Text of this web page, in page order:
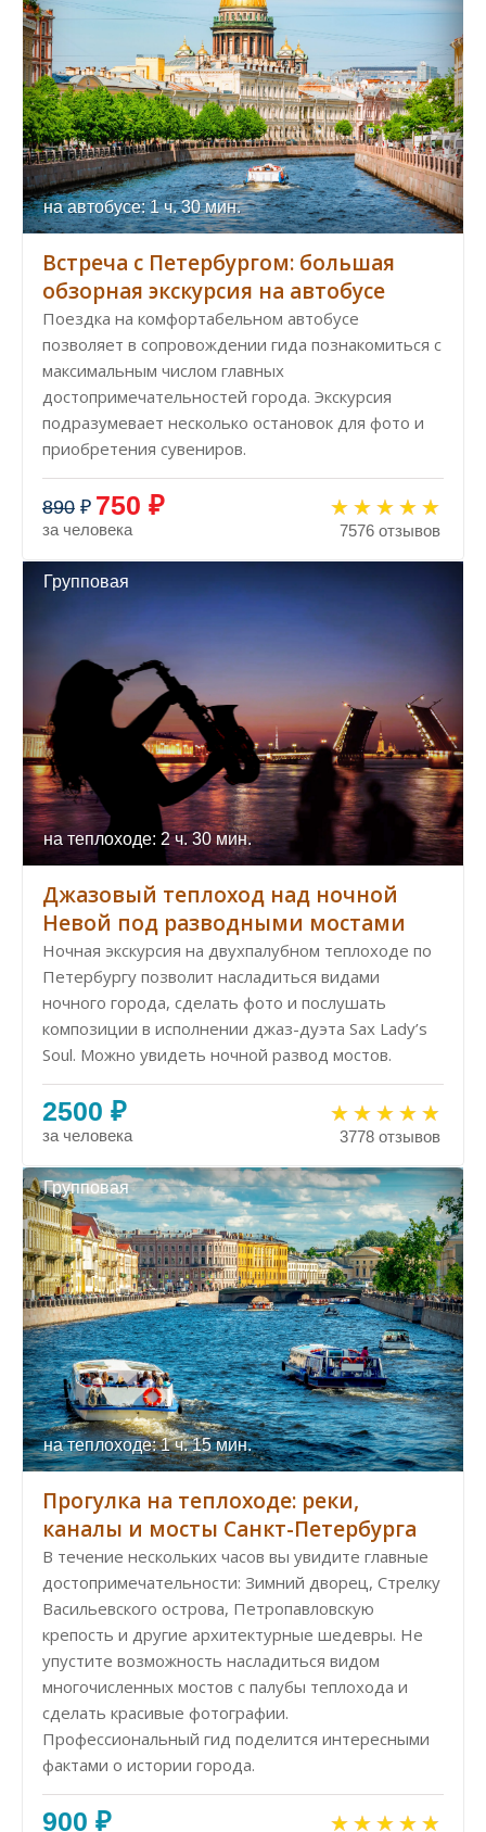
на автобусе: 1 ч. 30 мин.
Встреча с Петербургом: большая
обзорная экскурсия на автобусе
Поездка на комфортабельном автобусе
позволяет в сопровождении гида познакомиться с
максимальным числом главных
достопримечательностей города. Экскурсия
подразумевает несколько остановок для фото и
приобретения сувениров.
890 ₽ 750 ₽
за человека 7576 отзывов
Групповая
на теплоходе: 2 ч. 30 мин.
Джазовый теплоход над ночной
Невой под разводными мостами
Ночная экскурсия на двухпалубном теплоходе по
Петербургу позволит насладиться видами
ночного города, сделать фото и послушать
композиции в исполнении джаз-дуэта Sax Lady’s
Soul. Можно увидеть ночной развод мостов.
2500 ₽
за человека 3778 отзывов
Групповая
на теплоходе: 1 ч. 15 мин.
Прогулка на теплоходе: реки,
каналы и мосты Санкт-Петербурга
В течение нескольких часов вы увидите главные
достопримечательности: Зимний дворец, Стрелку
Васильевского острова, Петропавловскую
крепость и другие архитектурные шедевры. Не
упустите возможность насладиться видом
многочисленных мостов с палубы теплохода и
сделать красивые фотографии.
Профессиональный гид поделится интересными
фактами о истории города.
900 ₽